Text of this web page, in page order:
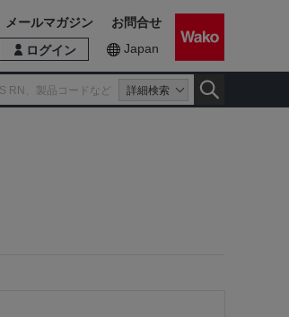
詳細検索
ログイン Japan
メールマガジン お問合せ